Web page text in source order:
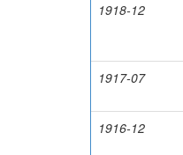
1918-12
1917-07
1916-12